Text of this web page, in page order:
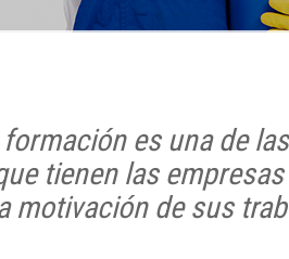
es una de
tienen las
motivación de sus